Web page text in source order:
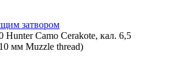
затвором
Hunter Camo Cerakote, кал. 6,5
мм Muzzle thread)